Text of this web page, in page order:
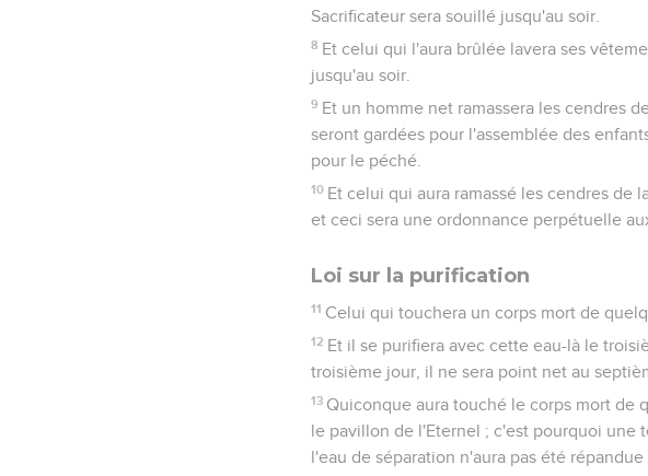
Sacrificateur sera souillé jusqu'au soir.
8 Et celui qui l'aura brûlée lavera ses
jusqu'au soir.
9 Et un homme net ramassera les cendres
seront gardées pour l'assemblée des
pour le péché.
10 Et celui qui aura ramassé les cendres de
et ceci sera une ordonnance perpétuelle
Loi sur la purification
11 Celui qui touchera un corps mort de
12 Et il se purifiera avec cette eau-là le
troisième jour, il ne sera point net au
13 Quiconque aura touché le corps mort de
le pavillon de l'Eternel ; c'est pourquoi une
l'eau de séparation n'aura pas été